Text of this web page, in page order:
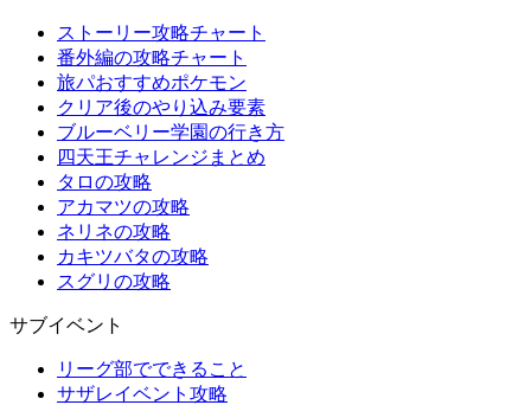
ストーリー攻略チャート
番外編の攻略チャート
旅パおすすめポケモン
クリア後のやり込み要素
ブルーベリー学園の行き方
四天王チャレンジまとめ
タロの攻略
アカマツの攻略
ネリネの攻略
カキツバタの攻略
スグリの攻略
サブイベント
リーグ部でできること
サザレイベント攻略